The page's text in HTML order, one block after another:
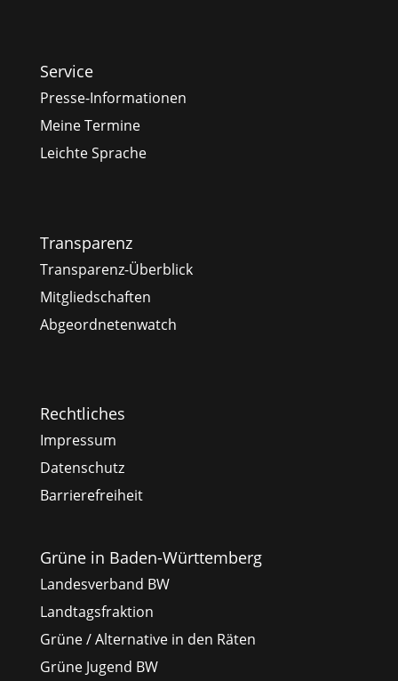
Service
Presse-Informationen
Meine Termine
Leichte Sprache
Transparenz
Transparenz-Überblick
Mitgliedschaften
Abgeordnetenwatch
Rechtliches
Impressum
Datenschutz
Barrierefreiheit
Grüne in Baden-Württemberg
Landesverband BW
Landtagsfraktion
Grüne / Alternative in den Räten
Grüne Jugend BW